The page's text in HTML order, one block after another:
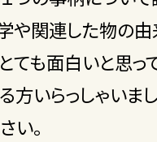
や関連した物の
ても面白いと思っ
方いらっしゃいま
い。